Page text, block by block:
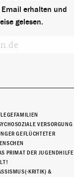
erhalten und
gelesen.
VERSORGUNG
GEFLÜCHTETER
PRIMAT DER JUGENDHILFE
KRITIK) &